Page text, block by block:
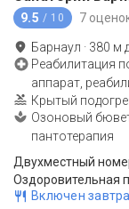
9.5 / 10 7
Барнаул · 380 м
Реабилитация
аппарат,
Крытый
Озоновый
пантотерапия
Двухместный
Оздоровительная
Включен